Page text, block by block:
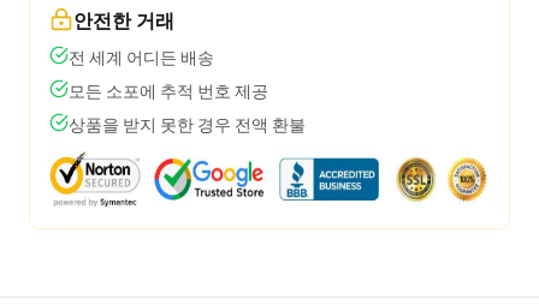
안전한 거래
전 세계 어디든 배송
모든 소포에 추적 번호 제공
상품을 받지 못한 경우 전액 환불